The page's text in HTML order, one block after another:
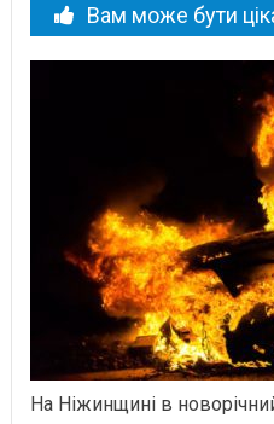
Вам може бути
На Ніжинщині в